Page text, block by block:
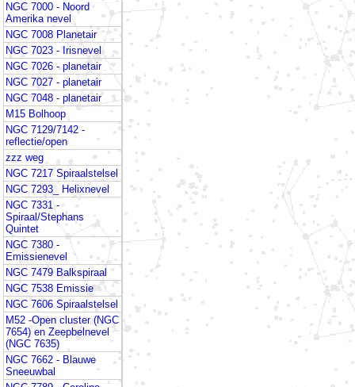
NGC 7000 - Noord
Amerika nevel
NGC 7008 Planetair
NGC 7023 - Irisnevel
NGC 7026 - planetair
NGC 7027 - planetair
NGC 7048 - planetair
M15 Bolhoop
NGC 7129/7142 -
reflectie/open
zzz weg
NGC 7217 Spiraalstelsel
NGC 7293_ Helixnevel
NGC 7331 -
Spiraal/Stephans
Quintet
NGC 7380 -
Emissienevel
NGC 7479 Balkspiraal
NGC 7538 Emissie
NGC 7606 Spiraalstelsel
M52 -Open cluster (NGC
7654) en Zeepbelnevel
(NGC 7635)
NGC 7662 - Blauwe
Sneeuwbal